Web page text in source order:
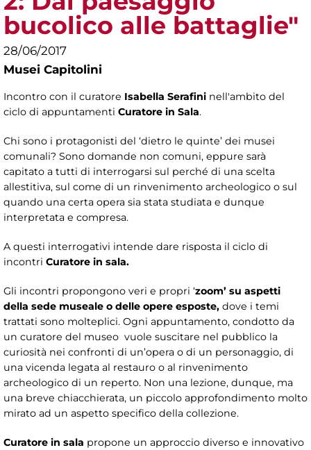
bucolico alle battaglie"
28/06/2017
Musei Capitolini
Incontro con il curatore Isabella Serafini nell'ambito del
ciclo di appuntamenti Curatore in Sala.
Chi sono i protagonisti del ‘dietro le quinte’ dei musei
comunali? Sono domande non comuni, eppure sarà
capitato a tutti di interrogarsi sul perché di una scelta
allestitiva, sul come di un rinvenimento archeologico o sul
quando una certa opera sia stata studiata e dunque
interpretata e compresa.
A questi interrogativi intende dare risposta il ciclo di
incontri Curatore in sala.
Gli incontri propongono veri e propri ‘zoom’ su aspetti
della sede museale o delle opere esposte, dove i temi
trattati sono molteplici. Ogni appuntamento, condotto da
un curatore del museo vuole suscitare nel pubblico la
curiosità nei confronti di un’opera o di un personaggio, di
una vicenda legata al restauro o al rinvenimento
archeologico di un reperto. Non una lezione, dunque, ma
una breve chiacchierata, un piccolo approfondimento molto
mirato ad un aspetto specifico della collezione.
Curatore in sala propone un approccio diverso e innovativo